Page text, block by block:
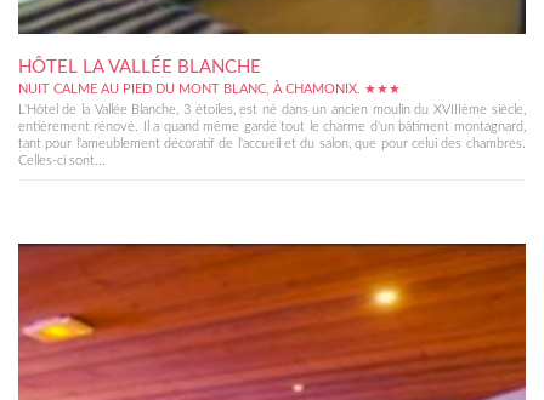
HÔTEL LA VALLÉE BLANCHE
NUIT CALME AU PIED DU MONT BLANC, À CHAMONIX. ★★★
L'Hôtel de la Vallée Blanche, 3 étoiles, est né dans un ancien moulin du XVIIIème siècle,
entièrement rénové. Il a quand même gardé tout le charme d'un bâtiment montagnard,
tant pour l'ameublement décoratif de l'accueil et du salon, que pour celui des chambres.
Celles-ci sont...